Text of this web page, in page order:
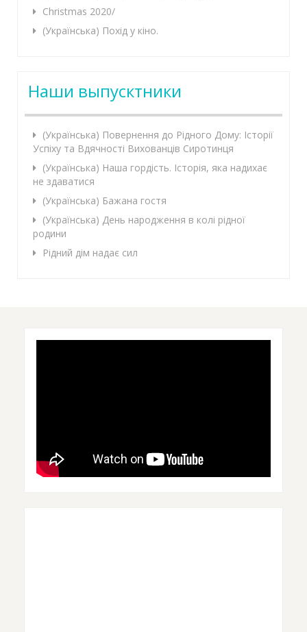
Christmas 2020/
(Українська) Похід у кіно.
Наши выпусктники
(Українська) Повернення до Рідного Дому: Історії
Успіху та Вдячності Вихованців Сиротинця
(Українська) Наша гордість. Історія, яка надихає
не здаватися
(Українська) Бажана гостя
(Українська) День народження в колі рідної
родини
Рідний дім надає сил